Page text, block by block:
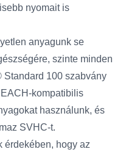
nyomait is
anyagunk se
szinte minden
100 szabvány
kompatibilis
használunk, és
SVHC-t.
érdekében, hogy az